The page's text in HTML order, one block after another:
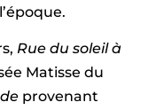
Rue du soleil à
Matisse du
provenant